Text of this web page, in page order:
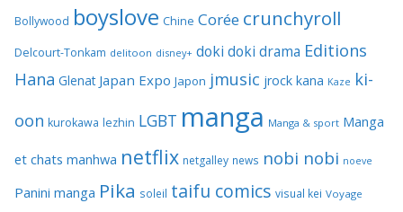
Bollywood boyslove Chine Corée crunchyroll
Delcourt-Tonkam delitoon disney+ doki doki drama Editions
Hana Glenat Japan Expo Japon jmusic jrock kana Kaze ki-
oon kurokawa lezhin LGBT manga Manga & sport Manga
et chats manhwa netflix netgalley news nobi nobi noeve
Panini manga Pika soleil taifu comics visual kei Voyage